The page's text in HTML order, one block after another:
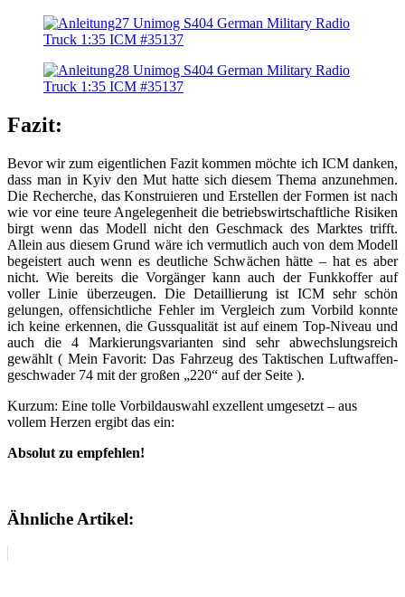
Fazit:
Bevor wir zum eigentlichen Fazit kommen möchte ich ICM danken,
dass man in Kyiv den Mut hatte sich diesem Thema anzunehmen.
Die Recherche, das Konstruieren und Erstellen der Formen ist nach
wie vor eine teure Angelegenheit die betriebswirtschaftliche Risiken
birgt wenn das Modell nicht den Geschmack des Marktes trifft.
Allein aus diesem Grund wäre ich vermutlich auch von dem Modell
begeistert auch wenn es deutliche Schwächen hätte – hat es aber
nicht. Wie bereits die Vorgänger kann auch der Funkkoffer auf
voller Linie überzeugen. Die Detaillierung ist ICM sehr schön
gelungen, offensichtliche Fehler im Vergleich zum Vorbild konnte
ich keine erkennen, die Gussqualität ist auf einem Top-Niveau und
auch die 4 Markierungsvarianten sind sehr abwechslungsreich
gewählt ( Mein Favorit: Das Fahrzeug des Taktischen Luftwaffen­
geschwader 74 mit der großen „220“ auf der Seite ).
Kurzum: Eine tolle Vorbildauswahl exzellent umgesetzt – aus
vollem Herzen ergibt das ein:
Absolut zu empfehlen!
Ähnliche Artikel: